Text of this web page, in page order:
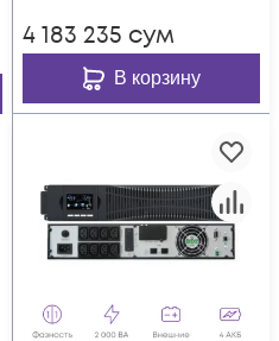
4 183 235 сум
В корзину